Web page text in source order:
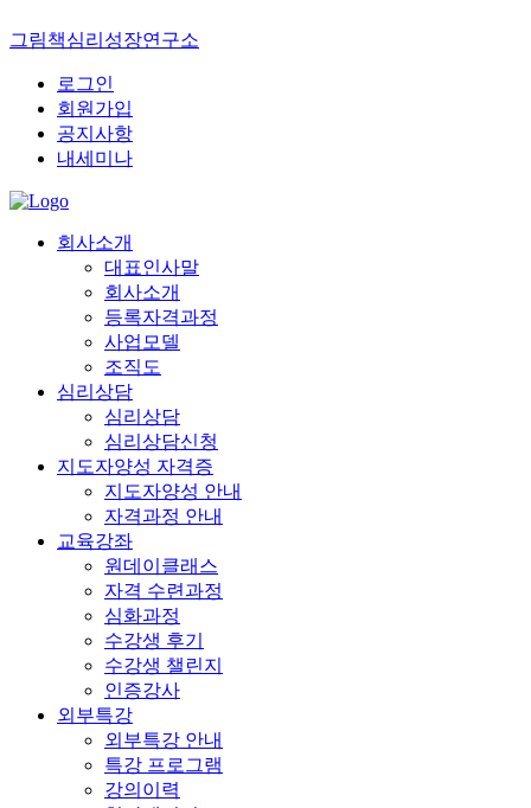
그림책심리성장연구소
로그인
회원가입
공지사항
내세미나
회사소개
대표인사말
회사소개
등록자격과정
사업모델
조직도
심리상담
심리상담
심리상담신청
지도자양성 자격증
지도자양성 안내
자격과정 안내
교육강좌
원데이클래스
자격 수련과정
심화과정
수강생 후기
수강생 챌린지
인증강사
외부특강
외부특강 안내
특강 프로그램
강의이력